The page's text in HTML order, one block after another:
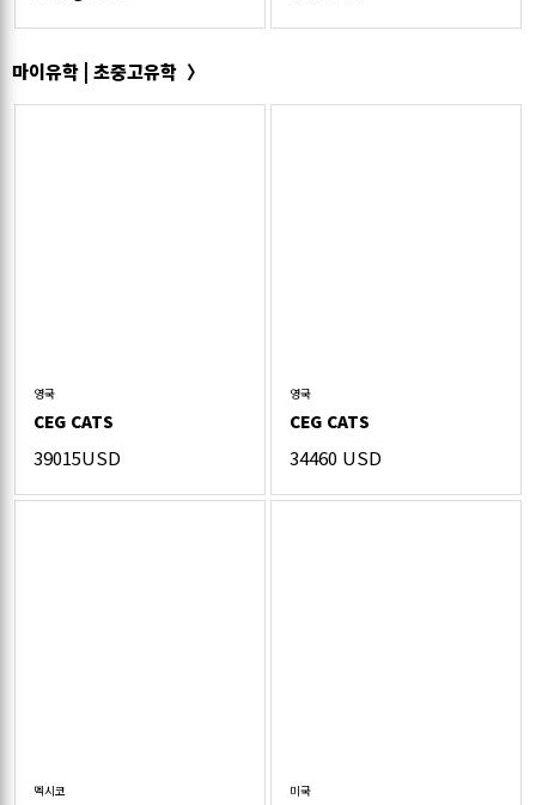
마이유학 | 초중고유학
영국
CEG CATS
39015USD
영국
CEG CATS
34460 USD
멕시코 미국